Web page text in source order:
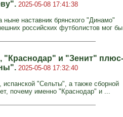
2025-05-08 17:41:38
наставник брянского "Динамо"
российских футболистов мог бы
"Краснодар" и "Зенит" плюс-
2025-05-08 17:32:40
испанской "Сельты", а также сборной
почему именно "Краснодар" и ...